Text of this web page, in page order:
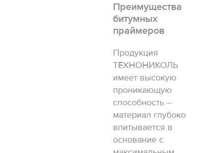
Преимущества
битумных
праймеров
Продукция
ТЕХНОНИКОЛЬ
имеет высокую
проникающую
способность –
материал глубоко
впитывается в
основание с